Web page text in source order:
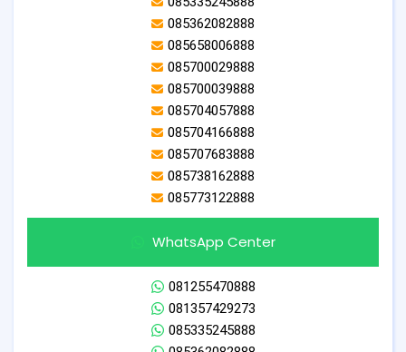
085362082888
085658006888
085700029888
085700039888
085704057888
085704166888
085707683888
085738162888
085773122888
WhatsApp Center
081255470888
081357429273
085335245888